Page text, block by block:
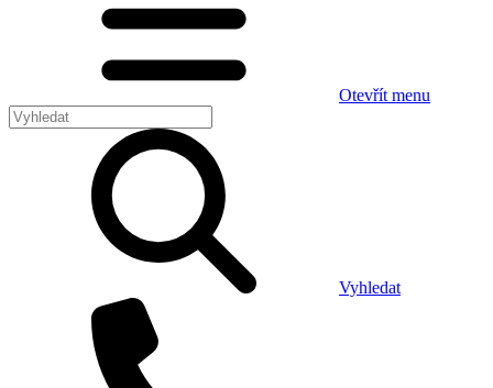
Otevřít menu
Vyhledat